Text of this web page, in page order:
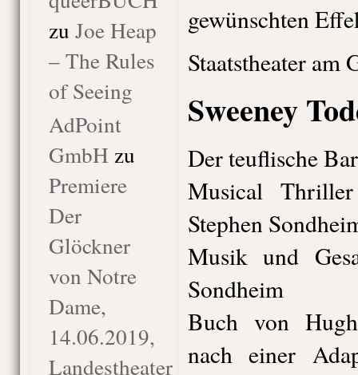
zu Joe Heap
– The Rules
of Seeing
AdPoint
GmbH zu
Premiere
Der
Glöckner
von Notre
Dame,
14.06.2019,
Landestheater
gewünschten
Staatstheater am
Sweeney
Der teuflische
Musical
Stephen
Musik und
Sondheim
Buch von
nach einer